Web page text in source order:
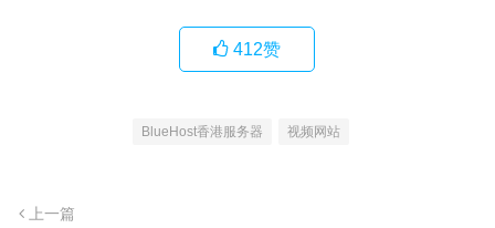
412赞
BlueHost香港服务器 视频网站
上一篇